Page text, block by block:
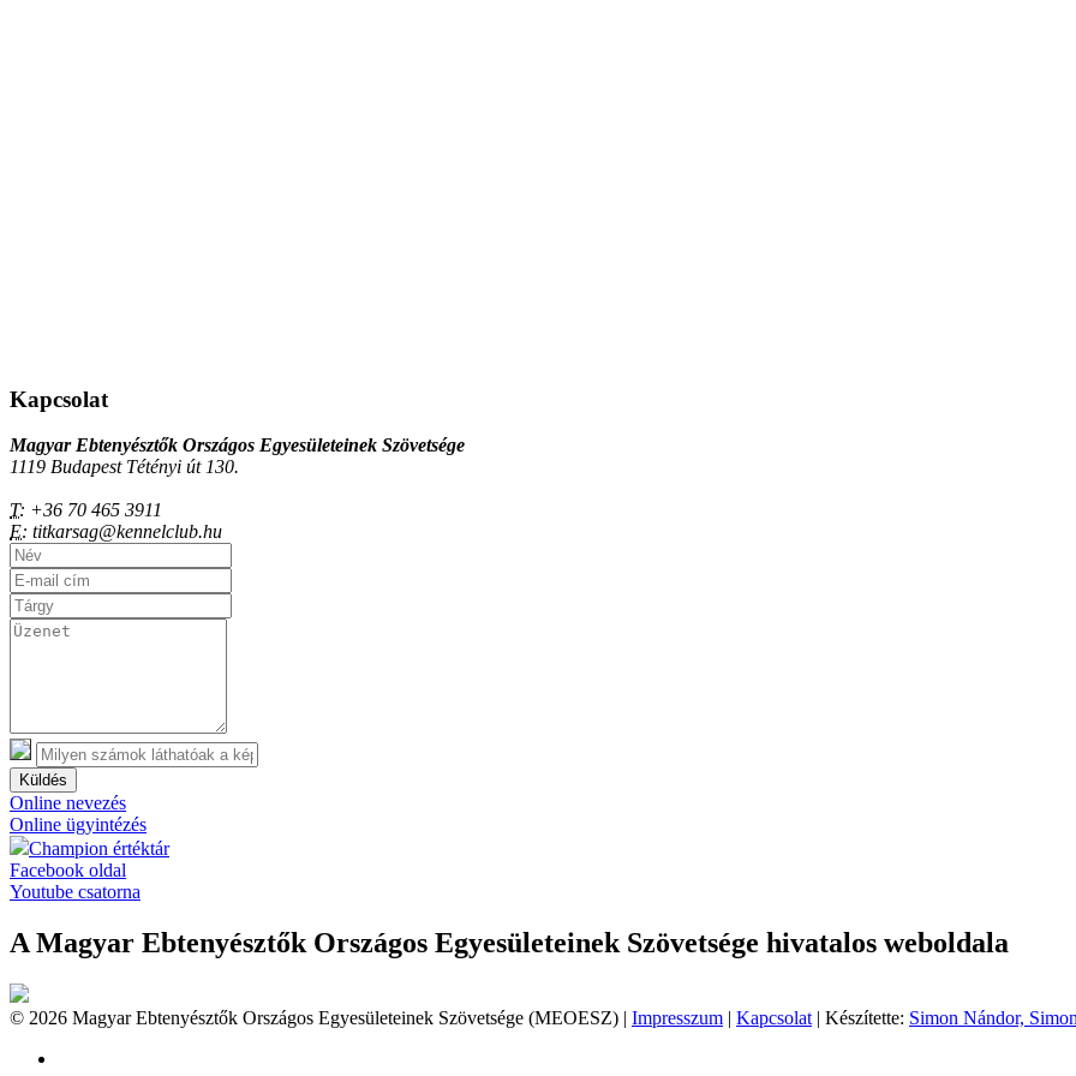
Kapcsolat
Magyar Ebtenyésztők Országos Egyesületeinek Szövetsége
1119 Budapest Tétényi út 130.
T: +36 70 465 3911
E: titkarsag@kennelclub.hu
Küldés
Online nevezés
Online ügyintézés
Champion értéktár
Facebook oldal
Youtube csatorna
A Magyar Ebtenyésztők Országos Egyesületeinek Szövetsége hivatalos weboldala
© 2026 Magyar Ebtenyésztők Országos Egyesületeinek Szövetsége (MEOESZ) | Impresszum | Kapcsolat | Készítette: Simon Nándor,